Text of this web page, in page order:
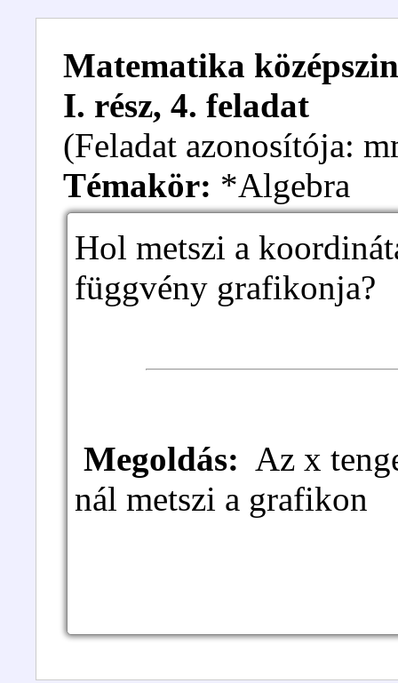
Matematika
I. rész, 4. feladat
(Feladat azonosítója:
Témakör: *Algebra
Hol metszi a
függvény grafikonja?
Megoldás: Az x
nál metszi a grafikon